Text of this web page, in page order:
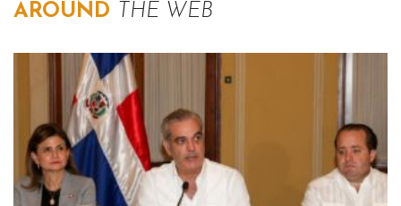
AROUND THE WEB